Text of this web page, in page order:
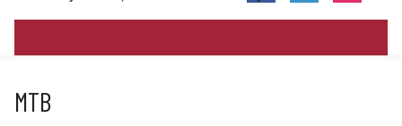
MTB